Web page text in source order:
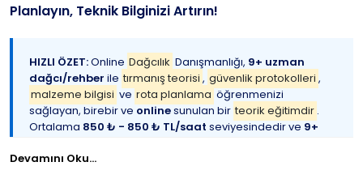
Planlayın, Teknik Bilginizi Artırın!
HIZLI ÖZET:Online Dağcılık Danışmanlığı, 9+ uzman
dağcı/rehber ile tırmanış teorisi , güvenlik protokolleri ,
malzeme bilgisi ve rota planlama öğrenmenizi
sağlayan, birebir ve onlinesunulan bir teorik eğitimdir .
Ortalama 850 ₺ - 850 ₺ TL/saat seviyesindedir ve 9+
memnuniyet oranına sahiptir.
Devamını Oku...